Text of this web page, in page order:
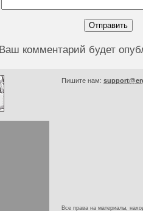
Ваш комментарий будет
Пишите нам:
Все права на материалы,